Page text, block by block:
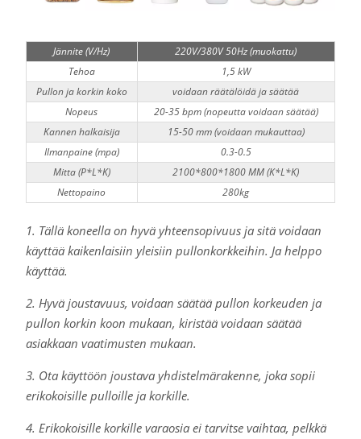
Jännite (V/Hz)
220V/380V 50Hz (muokattu)
Tehoa
1,5 kW
Pullon ja korkin koko
voidaan räätälöidä ja säätää
Nopeus
20-35 bpm (nopeutta voidaan säätää)
Kannen halkaisija
15-50 mm (voidaan mukauttaa)
Ilmanpaine (mpa)
0.3-0.5
Mitta (P*L*K)
2100*800*1800 MM (K*L*K)
Nettopaino
280kg
1. Tällä koneella on hyvä yhteensopivuus ja sitä voidaan
käyttää kaikenlaisiin yleisiin pullonkorkkeihin. Ja helppo
käyttää.
2. Hyvä joustavuus, voidaan säätää pullon korkeuden ja
pullon korkin koon mukaan, kiristää voidaan säätää
asiakkaan vaatimusten mukaan.
3. Ota käyttöön joustava yhdistelmärakenne, joka sopii
erikokoisille pulloille ja korkille.
4. Erikokoisille korkille varaosia ei tarvitse vaihtaa, pelkkä